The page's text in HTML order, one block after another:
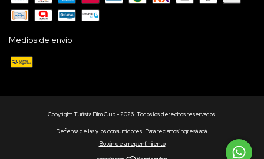
Medios de envío
Copyright Turista Film Club - 2026. Todos los derechos reservados.
Defensa de las y los consumidores. Para reclamosingresá acá.
Botón de arrepentimiento